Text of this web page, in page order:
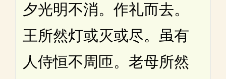
夕光明不消。作礼而去。
王所然灯或灭或尽。虽有
人侍恒不周匝。老母所然